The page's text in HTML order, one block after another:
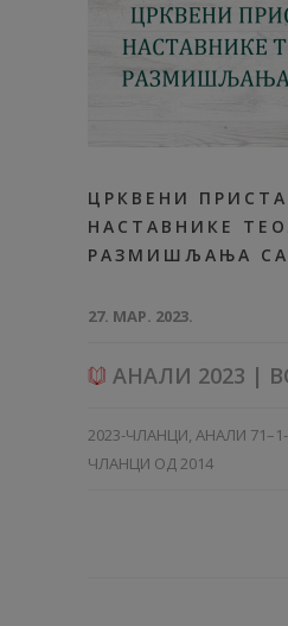
ЦРКВЕНИ
НАСТАВНИКЕ
РАЗМИШЉАЊА СА
27. МАР. 2023.
АНАЛИ 2023 |
2023-ЧЛАНЦИ, АНАЛИ
ЧЛАНЦИ ОД 2014